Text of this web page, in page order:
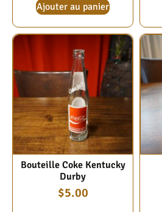
Ajouter au panier
Bouteille Coke Kentucky
Durby
$5.00